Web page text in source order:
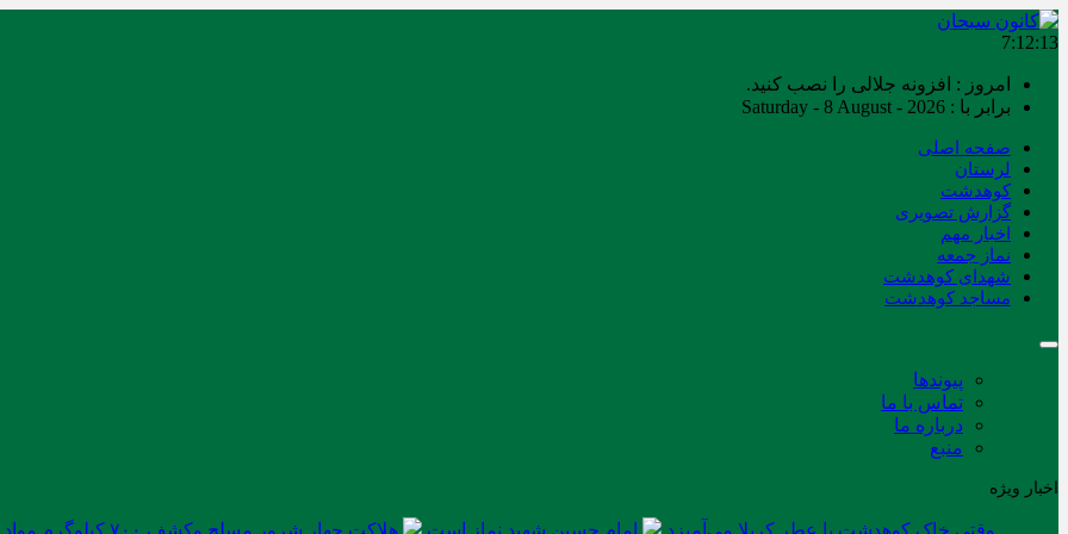
7:12:13
امروز : افزونه جلالی را نصب کنید.
برابر با : Saturday - 8 August - 2026
صفحه اصلی
لرستان
کوهدشت
گزارش تصویری
اخبار مهم
نماز جمعه
شهدای کوهدشت
مساجد کوهدشت
پیوندها
تماس با ما
درباره ما
منبع
اخبار ویژه
وقتی خاک کوهدشت با عطر کربلا می‌آمیزد امام حسین شهید نماز است هلاکت چهار شرور مسلح وکشف ۷۰۰ کیلوگرم مواد مخدر